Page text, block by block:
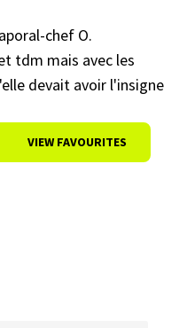
chef O.
tdm mais avec les
devait avoir l'insigne
VIEW FAVOURITES